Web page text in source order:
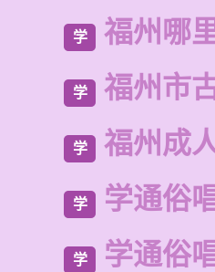
学 福州哪
学 福州市
学 福州成
学 学通俗
学 学通俗